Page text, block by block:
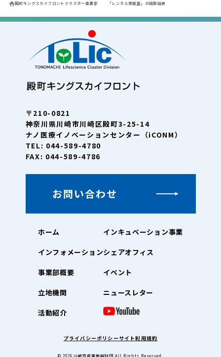
殿町キングスカイフロントクラスター事業部 「レンタル実験室」の検索結果
〒210-0821
神奈川県川崎市川崎区殿町3-25-14
ナノ医療イノベーションセンター（iCONM）
TEL: 044-589-4780
FAX: 044-589-4786
お問い合わせ
ホーム
インフォメーション
事業部概要
立地機関
活動紹介
インキュベーション事業
シェアオフィス
イベント
ニュースレター
プライバシーポリシー サイト利用規約
© 2026 川崎市産業振興財団 All Rights Reserved.